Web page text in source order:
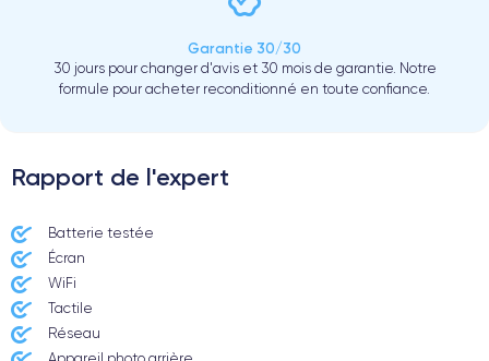
Garantie 30/30
30 jours pour changer d'avis et 30 mois de garantie. Notre
formule pour acheter reconditionné en toute confiance.
Rapport de l'expert
Batterie testée
Écran
WiFi
Tactile
Réseau